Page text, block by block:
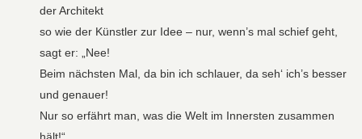
der Architekt
so wie der Künstler zur Idee – nur, wenn’s mal schief geht,
sagt er: „Nee!
Beim nächsten Mal, da bin ich schlauer, da seh‘ ich’s besser
und genauer!
Nur so erfährt man, was die Welt im Innersten zusammen